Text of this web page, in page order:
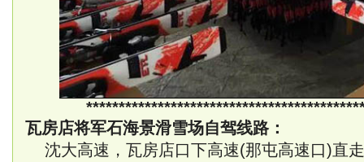
瓦房店将军石海景滑雪场自驾线路：
沈大高速，瓦房店口下高速(那屯高速口)直